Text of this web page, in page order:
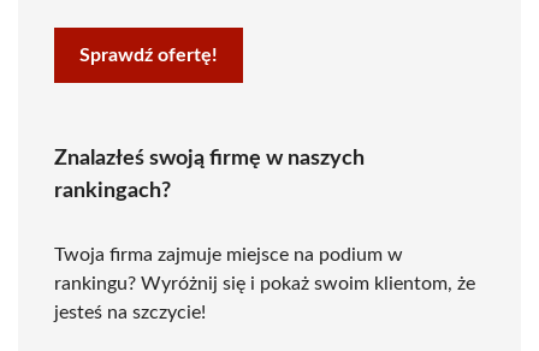
Sprawdź ofertę!
Znalazłeś swoją firmę w naszych
rankingach?
Twoja firma zajmuje miejsce na podium w
rankingu? Wyróżnij się i pokaż swoim klientom, że
jesteś na szczycie!